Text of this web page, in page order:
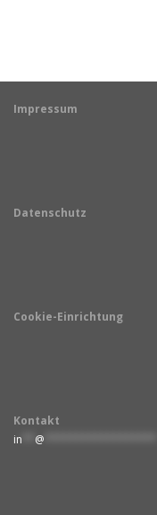
Impressum
Datenschutz
Cookie-Einrichtung
Kontakt
in
@